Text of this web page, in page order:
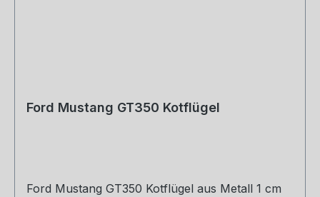
Ford Mustang GT350 Kotflügel
Ford Mustang GT350 Kotflügel aus Metall 1 cm